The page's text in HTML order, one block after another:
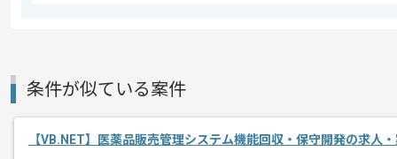
メント
※リモート作業の相談は可能です。
条件が似ている案件
【VB.NET】医薬品販売管理システム機能回収・保守開発の求人